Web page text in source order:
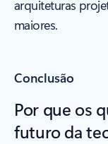
arquiteturas
maiores.
Conclusão
Por que os
futuro da